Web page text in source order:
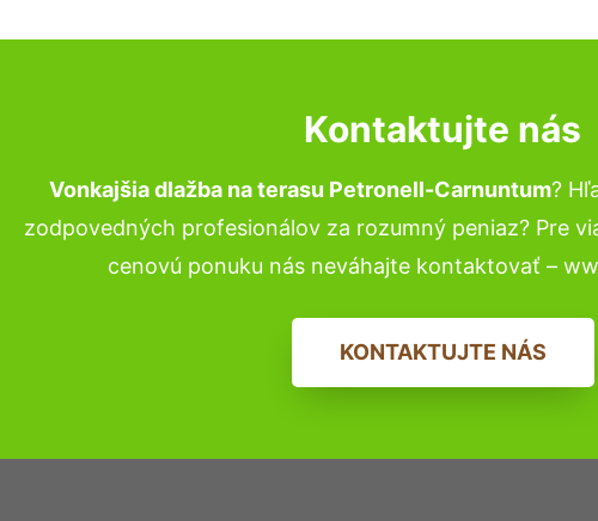
Kontaktujte nás
Vonkajšia dlažba na terasu Petronell-Carnuntum?
zodpovedných profesionálov za rozumný peniaz? Pre
cenovú ponuku nás neváhajte kontaktovať –
KONTAKTUJTE NÁS